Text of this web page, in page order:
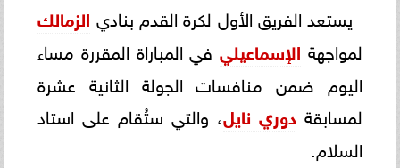
يستعد الفريق الأول لكرة القدم بنادي الزمالك
لمواجهة الإسماعيلي في المباراة المقررة مساء
اليوم ضمن منافسات الجولة الثانية عشرة
لمسابقةدوري نايل، والتي ستُقام على استاد
السلام.